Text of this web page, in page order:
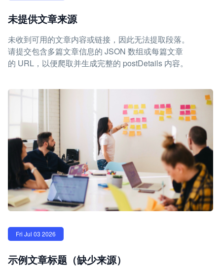
未提供文章来源
未收到可用的文章内容或链接，因此无法提取段落。
请提交包含多篇文章信息的 JSON 数组或每篇文章
的 URL，以便爬取并生成完整的 postDetails 内容。
Fri Jul 03 2026
示例文章标题（缺少来源）